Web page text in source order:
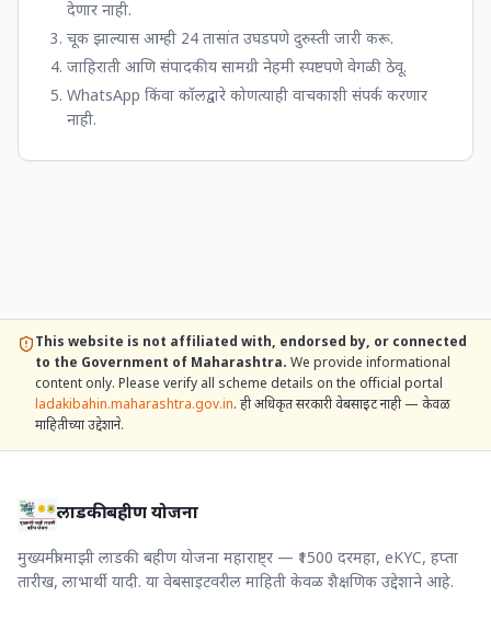
देणार नाही.
चूक झाल्यास आम्ही 24 तासांत उघडपणे दुरुस्ती जारी करू.
जाहिराती आणि संपादकीय सामग्री नेहमी स्पष्टपणे वेगळी ठेवू.
WhatsApp किंवा कॉलद्वारे कोणत्याही वाचकाशी संपर्क करणार
नाही.
This website is not affiliated with, endorsed by, or connected
to the Government of Maharashtra. We provide informational
content only. Please verify all scheme details on the official portal
ladakibahin.maharashtra.gov.in. ही अधिकृत सरकारी वेबसाइट नाही — केवळ
माहितीच्या उद्देशाने.
लाडकी बहीण योजना
मुख्यमंत्री माझी लाडकी बहीण योजना महाराष्ट्र — ₹1500 दरमहा, eKYC, हप्ता
तारीख, लाभार्थी यादी. या वेबसाइटवरील माहिती केवळ शैक्षणिक उद्देशाने आहे.